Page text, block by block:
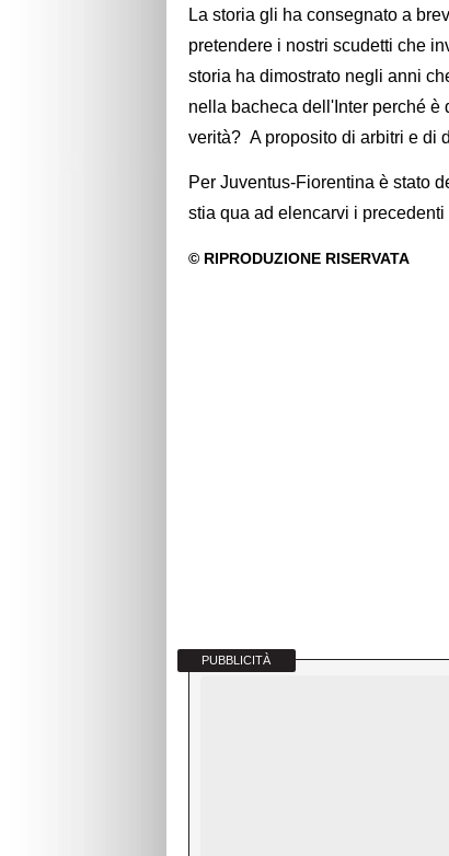
La storia gli ha consegnato a
pretendere i nostri scudetti che
storia ha dimostrato negli anni
nella bacheca dell'Inter perché
verità? A proposito di arbitri e di
Per Juventus-Fiorentina è stato
stia qua ad elencarvi i
PUBBLICITÀ